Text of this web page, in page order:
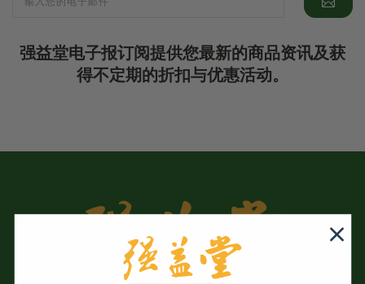
强益堂电子报订阅提供您最新的商品资讯及获
得不定期的折扣与优惠活动。